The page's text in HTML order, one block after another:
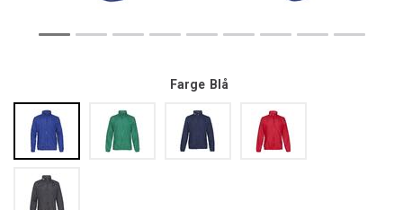
Farge Blå